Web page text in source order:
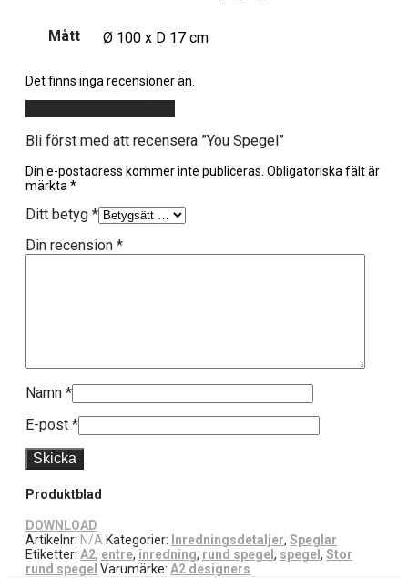
Mått Ø 100 x D 17 cm
Det finns inga recensioner än.
Bli först med att recensera ”You Spegel”
Din e-postadress kommer inte publiceras. Obligatoriska fält är
märkta*
Ditt betyg *
Din recension *
Namn *
E-post *
Produktblad
DOWNLOAD
Artikelnr: N/A Kategorier: Inredningsdetaljer, Speglar
Etiketter: A2, entre, inredning, rund spegel , spegel , Stor
rund spegel Varumärke: A2 designers